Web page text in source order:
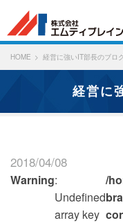
HOME 経営に強いIT部長のブロ
経営
2018/04/08
Warning:
Undefined
array key
/